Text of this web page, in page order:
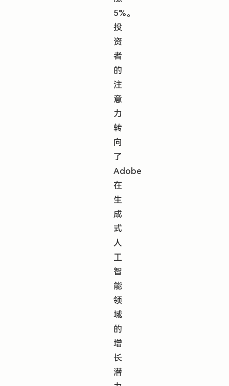
5%。
投
资
者
的
注
意
力
转
向
了
Adobe
在
生
成
式
人
工
智
能
领
域
的
增
长
潜